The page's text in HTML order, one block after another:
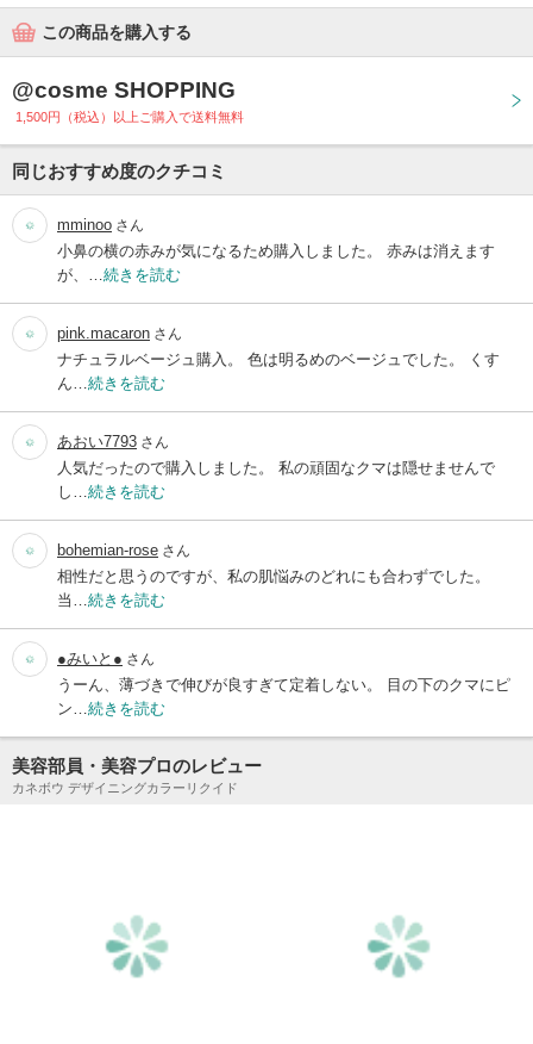
この商品を購入する
@cosme SHOPPING
1,500円（税込）以上ご購入で送料無料
同じおすすめ度のクチコミ
mminoo さん
小鼻の横の赤みが気になるため購入しました。 赤みは消えます
が、… 続きを読む
pink.macaron さん
ナチュラルベージュ購入。 色は明るめのベージュでした。 くす
ん… 続きを読む
あおい7793 さん
人気だったので購入しました。 私の頑固なクマは隠せませんで
し… 続きを読む
bohemian-rose さん
相性だと思うのですが、私の肌悩みのどれにも合わずでした。
当… 続きを読む
●みいと● さん
うーん、薄づきで伸びが良すぎて定着しない。 目の下のクマにピ
ン… 続きを読む
美容部員・美容プロのレビュー
カネボウ デザイニングカラーリクイド